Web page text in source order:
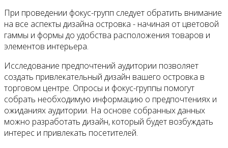
При проведении фокус-групп следует обратить внимание
на все аспекты дизайна островка - начиная от цветовой
гаммы и формы до удобства расположения товаров и
элементов интерьера.
Исследование предпочтений аудитории позволяет
создать привлекательный дизайн вашего островка в
торговом центре. Опросы и фокус-группы помогут
собрать необходимую информацию о предпочтениях и
ожиданиях аудитории. На основе собранных данных
можно разработать дизайн, который будет возбуждать
интерес и привлекать посетителей.